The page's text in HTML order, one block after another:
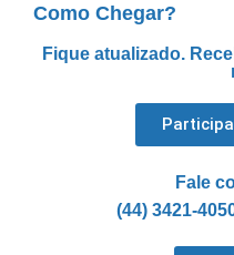
Como Chegar?
Fique atualizado.
Fale
(44) 3421-